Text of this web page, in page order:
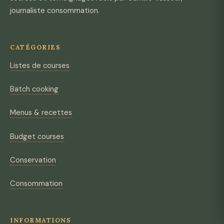
journaliste consommation.
CATÉGORIES
Listes de courses
Batch cooking
Menus & recettes
Budget courses
Conservation
Consommation
INFORMATIONS